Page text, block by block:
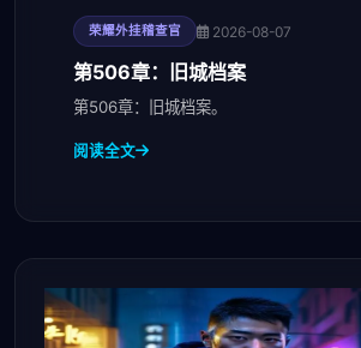
荣耀外挂稽查官 2026-08-07
第506章：旧城档案
第506章：旧城档案。
阅读全文